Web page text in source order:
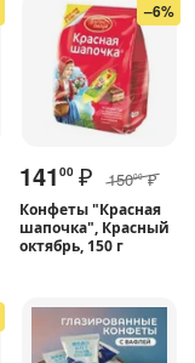
–6%
141 00 ₽ 15000 ₽
Конфеты "Красная
шапочка", Красный
октябрь, 150 г